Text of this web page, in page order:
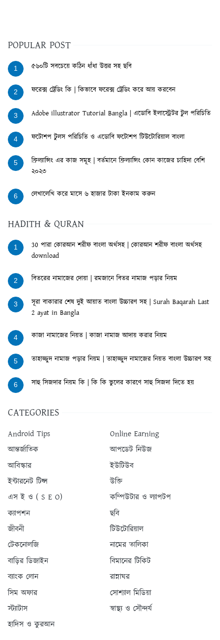
POPULAR POST
1 ৫৬০টি সবচেয়ে কঠিন ধাঁধা উত্তর সহ ছবি
2 ফরেক্স ট্রেডিং কি | কিভাবে ফরেক্স ট্রেডিং করে আয় করবেন
3 Adobe illustrator Tutorial Bangla | এডোবি ইলাস্ট্রেটর টুল পরিচিতি
4 ফটোশপ টুলস পরিচিতি ও এডোবি ফটোশপ টিউটোরিয়াল বাংলা
5
ফ্রিল্যান্সিং এর কাজ সমূহ | বর্তমানে ফ্রিল্যান্সিং কোন কাজের চাহিদা বেশি
২০২৩
6 লেখালেখি করে মাসে ৬ হাজার টাকা ইনকাম করুন
HADITH & QURAN
1
30 পারা কোরআন শরীফ বাংলা অর্থসহ | কোরআন শরীফ বাংলা অর্থসহ
download
2 বিতরের নামাজের দোয়া | রমজানে বিতর নামাজ পড়ার নিয়ম
3
সূরা বাকারার শেষ দুই আয়াত বাংলা উচ্চারণ সহ | Surah Baqarah Last
2 ayat in Bangla
4 কাজা নামাজের নিয়ত | কাজা নামাজ আদায় করার নিয়ম
5 তাহাজ্জুদ নামাজ পড়ার নিয়ম | তাহাজ্জুদ নামাজের নিয়ত বাংলা উচ্চারণ সহ
6 সাহু সিজদার নিয়ম কি | কি কি ভুলের কারণে সাহু সিজদা দিতে হয়
CATEGORIES
Android Tips
Online Earning
আন্তর্জাতিক
আপডেট নিউজ
আবিস্কার
ইউটিউব
ইন্টারনেট টিপ্স
উক্তি
এস ই ও ( S E O)
কম্পিউটার ও ল্যাপটপ
ক্যাপশন
ছবি
জীবনী
টিউটোরিয়াল
টেকনোলজি
নামের তালিকা
বাড়ির ডিজাইন
বিমানের টিকিট
ব্যাংক লোন
রান্নাঘর
সিম অফার
সোশ্যাল মিডিয়া
স্ট্যাটাস
স্বাস্থ্য ও সৌন্দর্য
হাদিস ও কুরআন